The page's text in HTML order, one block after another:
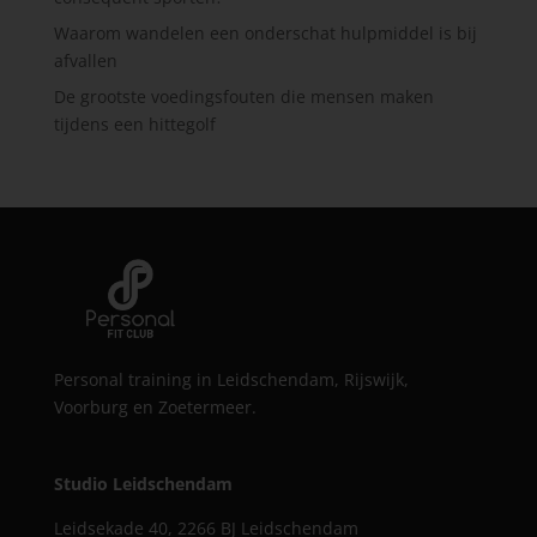
Waarom wandelen een onderschat hulpmiddel is bij
afvallen
De grootste voedingsfouten die mensen maken
tijdens een hittegolf
Personal training in Leidschendam, Rijswijk,
Voorburg en Zoetermeer.
Studio Leidschendam
Leidsekade 40, 2266 BJ Leidschendam